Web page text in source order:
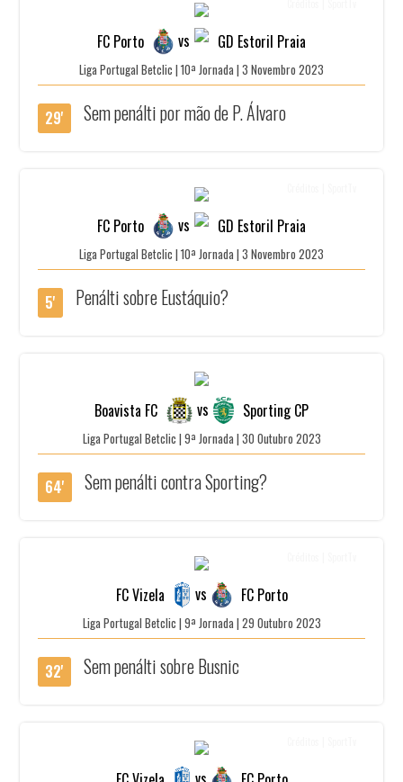
FC Porto vs GD Estoril Praia
Liga Portugal Betclic | 10ª Jornada | 3 Novembro 2023
29' Sem penálti por mão de P. Álvaro
FC Porto vs GD Estoril Praia
Liga Portugal Betclic | 10ª Jornada | 3 Novembro 2023
5' Penálti sobre Eustáquio?
Boavista FC vs Sporting CP
Liga Portugal Betclic | 9ª Jornada | 30 Outubro 2023
64' Sem penálti contra Sporting?
FC Vizela vs FC Porto
Liga Portugal Betclic | 9ª Jornada | 29 Outubro 2023
32' Sem penálti sobre Busnic